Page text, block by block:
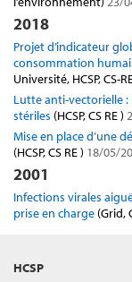
2018
Projet d’indicateur
consommation
Université, HCSP, CS-
Lutte anti-vectorielle
stériles (HCSP, CS RE )
Mise en place d’une
(HCSP, CS RE ) 18/05/
2001
Infections virales
prise en charge (Grid,
HCSP